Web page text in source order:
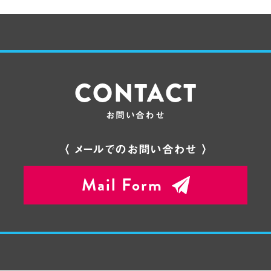
CONTACT
お問い合わせ
〈 メールでのお問い合わせ 〉
Mail Form